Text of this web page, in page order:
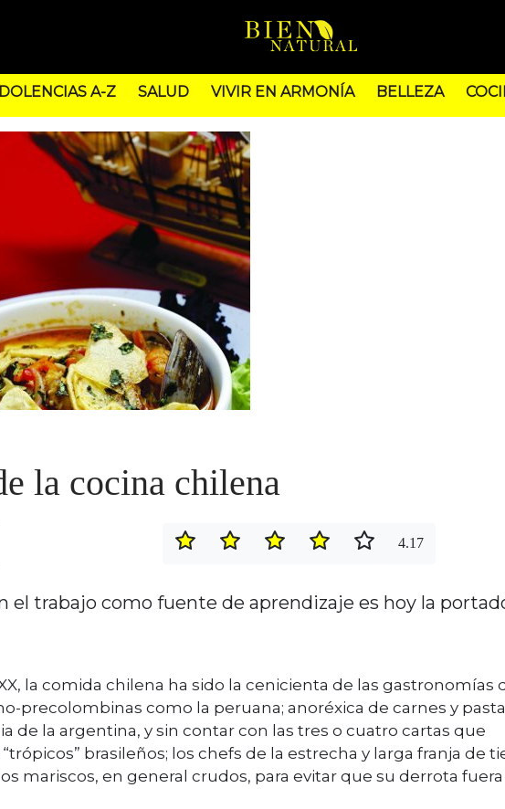
DOLENCIAS A-Z SALUD VIVIR EN ARMONÍA BELLEZA
la cocina chilena
4.17
el trabajo como fuente de aprendizaje es hoy la
la comida chilena ha sido la cenicienta de las gastronomías
precolombinas como la peruana; anoréxica de carnes y
de la argentina, y sin contar con las tres o cuatro cartas que
brasileños; los chefs de la estrecha y larga franja de
mariscos, en general crudos, para evitar que su derrota fuera